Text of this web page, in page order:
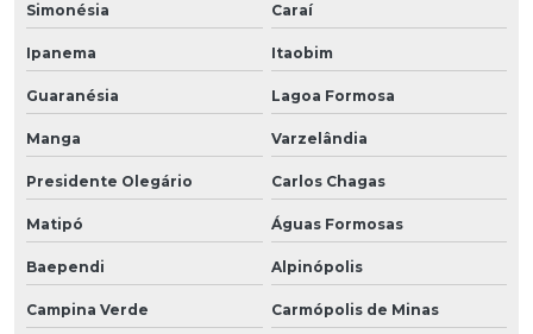
Simonésia Caraí
Ipanema Itaobim
Guaranésia Lagoa Formosa
Manga Varzelândia
Presidente Olegário Carlos Chagas
Matipó Águas Formosas
Baependi Alpinópolis
Campina Verde Carmópolis de Minas